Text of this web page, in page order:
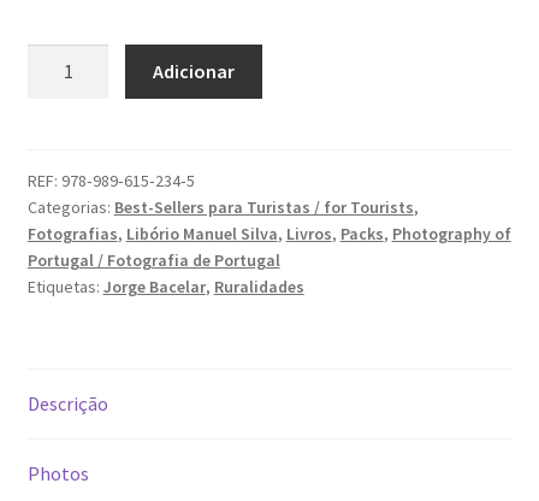
Dicas
Dicas Photoshop
FEIRA DO LIVRO: Última semana da Campanha 50-15
Patrocínio a DICAS DE FOTOGRAFIA
Teletrabalho e Ensino à distância
GENTE
Adicionar
REF: 978‑989‑615‑234‑5
Categorias: Best-Sellers para Turistas / for Tourists,
Fotografias, Libório Manuel Silva, Livros, Packs, Photography of
Portugal / Fotografia de Portugal
Etiquetas: Jorge Bacelar, Ruralidades
Descrição
Photos